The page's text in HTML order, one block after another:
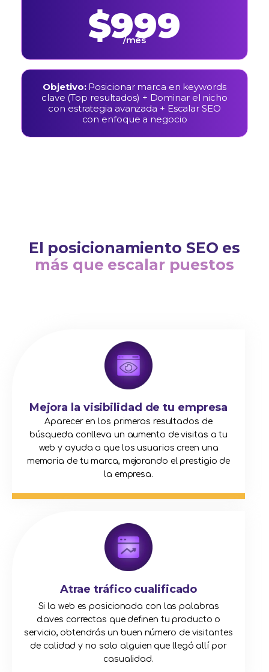
$999
/mes
Objetivo: Posicionar marca en keywords
clave (Top resultados) + Dominar el nicho
con estrategia avanzada + Escalar SEO
con enfoque a negocio
El posicionamiento SEO es
más que escalar puestos
Mejora la visibilidad de tu empresa
Aparecer en los primeros resultados de
búsqueda conlleva un aumento de visitas a tu
web y ayuda a que los usuarios creen una
memoria de tu marca, mejorando el prestigio de
la empresa.
Atrae tráfico cualificado
Si la web es posicionada con las palabras
claves correctas que definen tu producto o
servicio, obtendrás un buen número de visitantes
de calidad y no solo alguien que llegó allí por
casualidad.